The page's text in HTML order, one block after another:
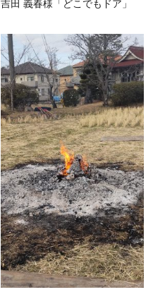
吉田 義春様「どこでもドア」